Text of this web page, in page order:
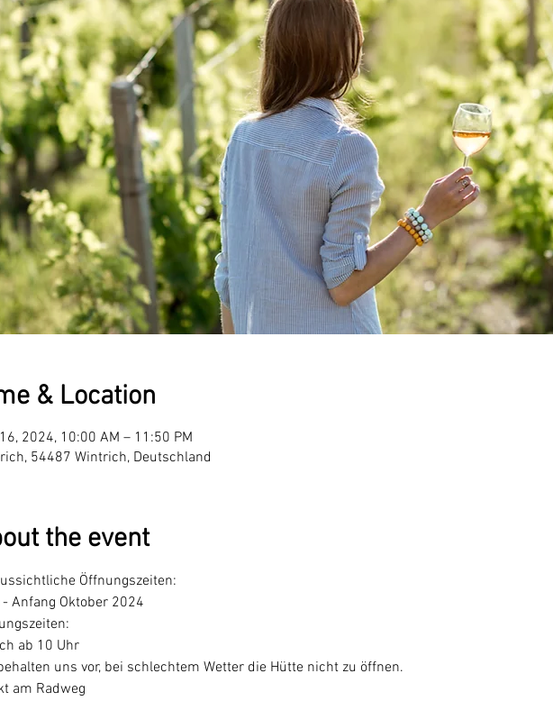
& Location
2024, 10:00 AM – 11:50 PM
54487 Wintrich, Deutschland
the event
Öffnungszeiten:
Anfang Oktober 2024
ab 10 Uhr
uns vor, bei schlechtem Wetter die Hütte nicht zu öffnen.
am Radweg